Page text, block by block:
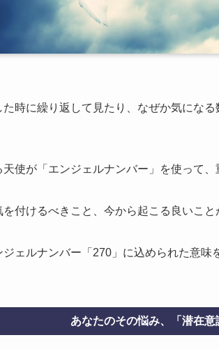
た時に繰り返して見たり、なぜか気にな
使が「エンジェルナンバー」を使って、
付けるべきこと、今から起こる良いこと
ェルナンバー「270」に込められた意味
あなたのその悩み、「潜在